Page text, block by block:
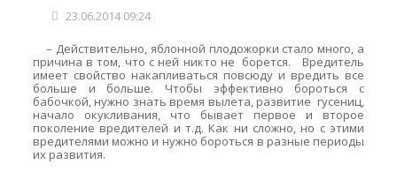
23.06.2014 09:24
– Действительно, яблонной плодожорки стало много, а
причина в том, что с ней никто не борется. Вредитель
имеет свойство накапливаться повсюду и вредить все
больше и больше. Чтобы эффективно бороться с
бабочкой, нужно знать время вылета, развитие гусениц,
начало окукливания, что бывает первое и второе
поколение вредителей и т.д. Как ни сложно, но с этими
вредителями можно и нужно бороться в разные периоды
их развития.